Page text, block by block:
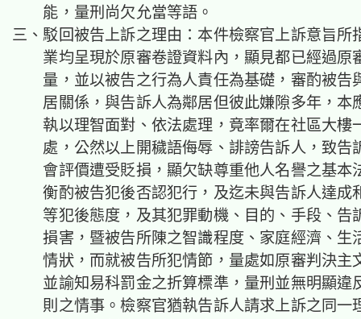
能，量刑尚欠允當等語。
三、駁回被告上訴之理由：本件檢察官上訴意旨所
業均呈現於原審卷證資料內，顯見都已經過原
量，並以被告之行為人責任為基礎，審酌被告
居關係，與告訴人為鄰居但彼此嫌隙多年，本
執以理智面對、依法處理，竟率爾在社區大樓
處，公然以上開穢語侮辱、誹謗告訴人，致告
會評價遭受貶損，顯欠缺尊重他人名譽之基本
衡酌被告犯後否認犯行，及迄未與告訴人達成
等犯後態度，及其犯罪動機、目的、手段、告
損害，暨被告所陳之智識程度、家庭經濟、生
情狀，而就被告所犯情節，量處如原審判決主
並諭知易科罰金之折算標準，量刑並無明顯違
則之情事。檢察官猶執告訴人請求上訴之同一